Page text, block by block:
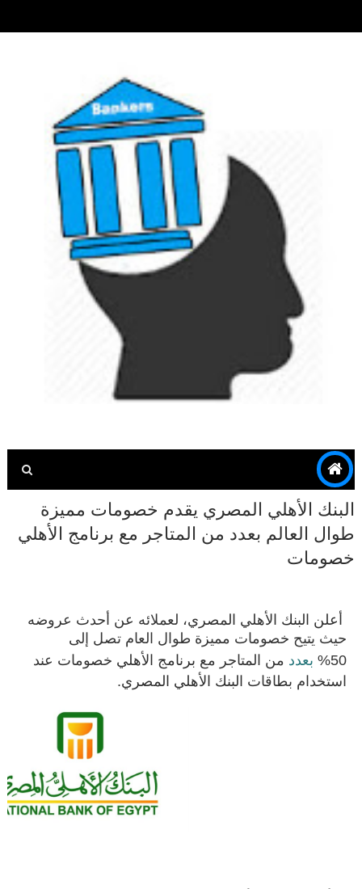
البنك الأهلي المصري يقدم خصومات مميزة
طوال العالم بعدد من المتاجر مع برنامج الأهلي
خصومات
أعلن البنك الأهلي المصري، لعملائه عن أحدث عروضه
حيث يتيح خصومات مميزة طوال العام تصل إلى
50%
بعدد من المتاجر مع برنامج الأهلي خصومات عند
استخدام بطاقات البنك الأهلي المصري.